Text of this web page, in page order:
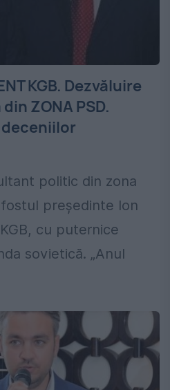
KGB. Dezvăluire
ZONA PSD.
politic din zona
președinte Ion
cu puternice
sovietică. „Anul